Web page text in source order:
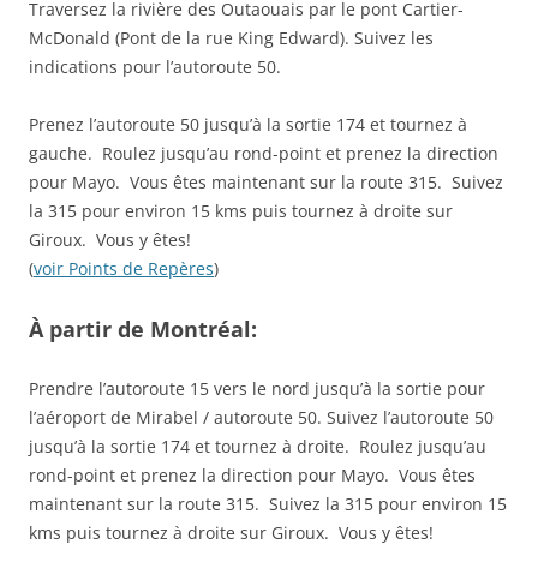
Traversez la rivière des Outaouais par le pont Cartier-
McDonald (Pont de la rue King Edward). Suivez les
indications pour l’autoroute 50.
Prenez l’autoroute 50 jusqu’à la sortie 174 et tournez à
gauche. Roulez jusqu’au rond-point et prenez la direction
pour Mayo. Vous êtes maintenant sur la route 315. Suivez
la 315 pour environ 15 kms puis tournez à droite sur
Giroux. Vous y êtes!
(voir Points de Repères)
À partir de Montréal:
Prendre l’autoroute 15 vers le nord jusqu’à la sortie pour
l’aéroport de Mirabel / autoroute 50. Suivez l’autoroute 50
jusqu’à la sortie 174 et tournez à droite. Roulez jusqu’au
rond-point et prenez la direction pour Mayo. Vous êtes
maintenant sur la route 315. Suivez la 315 pour environ 15
kms puis tournez à droite sur Giroux. Vous y êtes!